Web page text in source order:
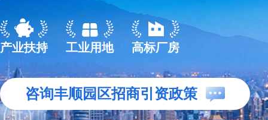
产业扶持 工业用地 高标厂房
咨询丰顺园区招商引资政策